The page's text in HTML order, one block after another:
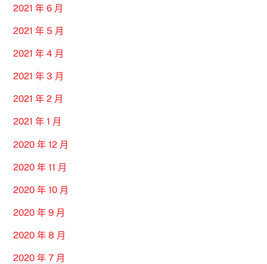
2021 年 6 月
2021 年 5 月
2021 年 4 月
2021 年 3 月
2021 年 2 月
2021 年 1 月
2020 年 12 月
2020 年 11 月
2020 年 10 月
2020 年 9 月
2020 年 8 月
2020 年 7 月